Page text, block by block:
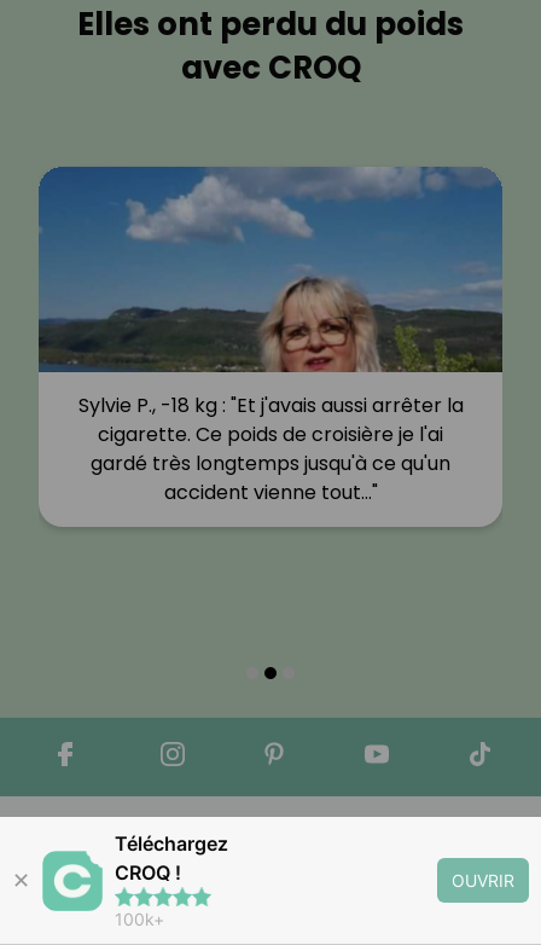
Elles ont perdu du poids
avec CROQ
Sylvie P., -18 kg : "Et j'avais aussi arrêter la
cigarette. Ce poids de croisière je l'ai
gardé très longtemps jusqu'à ce qu'un
accident vienne tout…"
Apple Store
✕
Téléchargez
CROQ !
100k+
OUVRIR